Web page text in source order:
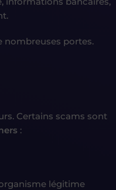
nombreuses portes.
Certains scams sont
:
légitime